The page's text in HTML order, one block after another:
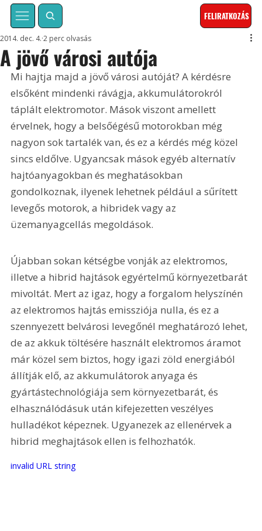
FELIRATKOZÁS
A jövő városi autója
2014. dec. 4. 2 perc olvasás
Mi hajtja majd a jövő városi autóját? A kérdésre
elsőként mindenki rávágja, akkumulátorokról
táplált elektromotor. Mások viszont amellett
érvelnek, hogy a belsőégésű motorokban még
nagyon sok tartalék van, és ez a kérdés még közel
sincs eldőlve. Ugyancsak mások egyéb alternatív
hajtóanyagokban és meghatásokban
gondolkoznak, ilyenek lehetnek például a sűrített
levegős motorok, a hibridek vagy az
üzemanyagcellás megoldások.
Újabban sokan kétségbe vonják az elektromos,
illetve a hibrid hajtások egyértelmű környezetbarát
mivoltát. Mert az igaz, hogy a forgalom helyszínén
az elektromos hajtás emissziója nulla, és ez a
szennyezett belvárosi levegőnél meghatározó lehet,
de az akkuk töltésére használt elektromos áramot
már közel sem biztos, hogy igazi zöld energiából
állítják elő, az akkumulátorok anyaga és
gyártástechnológiája sem környezetbarát, és
elhasználódásuk után kifejezetten veszélyes
hulladékot képeznek. Ugyanezek az ellenérvek a
hibrid meghajtások ellen is felhozhatók.
invalid URL string